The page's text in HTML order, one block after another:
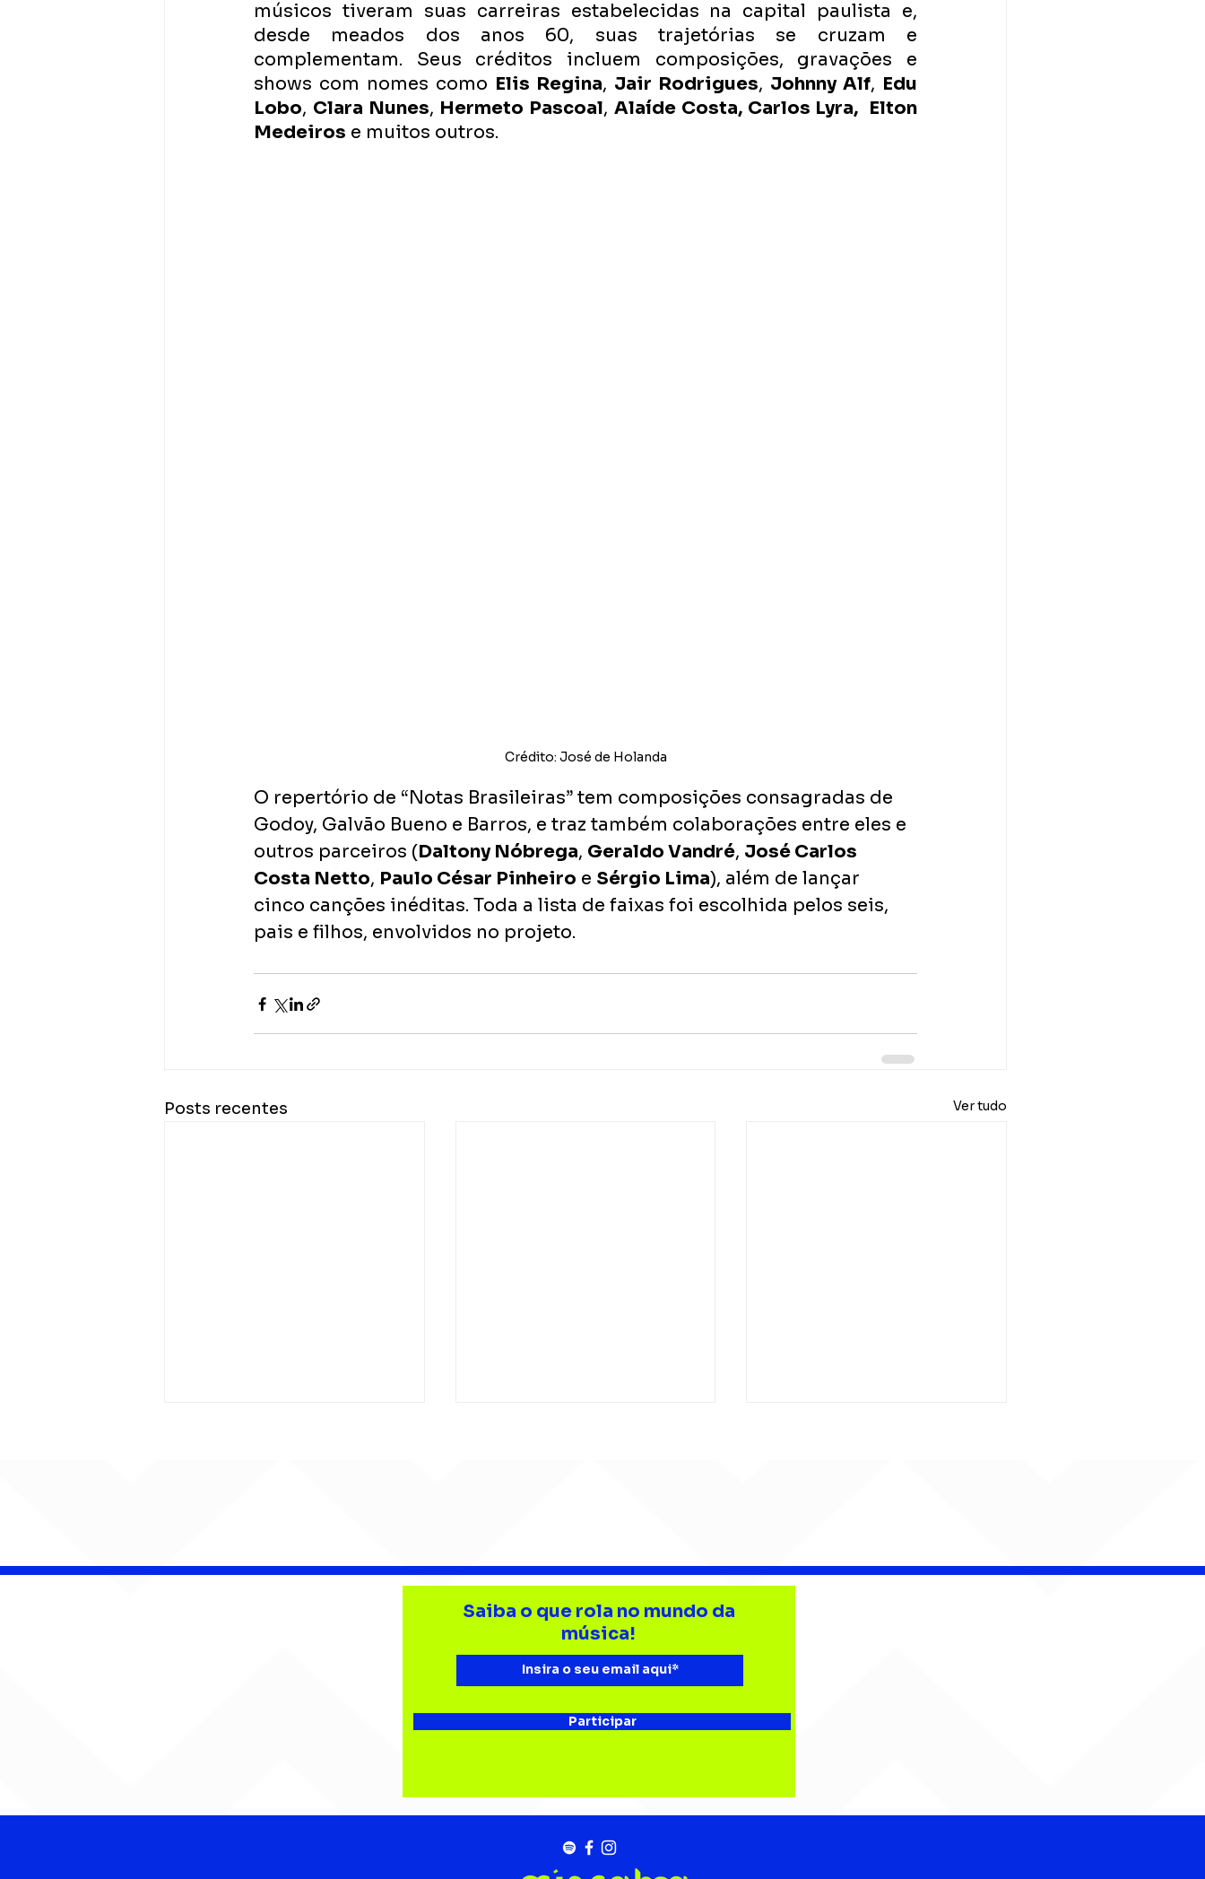
músicos tiveram suas carreiras estabelecidas na capital paulista e,
desde meados dos anos 60, suas trajetórias se cruzam e
complementam. Seus créditos incluem composições, gravações e
shows com nomes como Elis Regina, Jair Rodrigues, Johnny Alf, Edu
Lobo, Clara Nunes, Hermeto Pascoal, Alaíde Costa, Carlos Lyra,  Elton
Medeiros e muitos outros.
Crédito: José de Holanda
O repertório de “Notas Brasileiras” tem composições consagradas de
Godoy, Galvão Bueno e Barros, e traz também colaborações entre eles e
outros parceiros (Daltony Nóbrega, Geraldo Vandré, José Carlos
Costa Netto, Paulo César Pinheiro e Sérgio Lima), além de lançar
cinco canções inéditas. Toda a lista de faixas foi escolhida pelos seis,
pais e filhos, envolvidos no projeto.
Posts recentes Ver tudo
CHAMELEO acerta as
Barão Vermelho reúne
show em Ribeirão Preto
Bebé Pacheco e Ubandu
Saiba o que rola no mundo da
música!
Participar